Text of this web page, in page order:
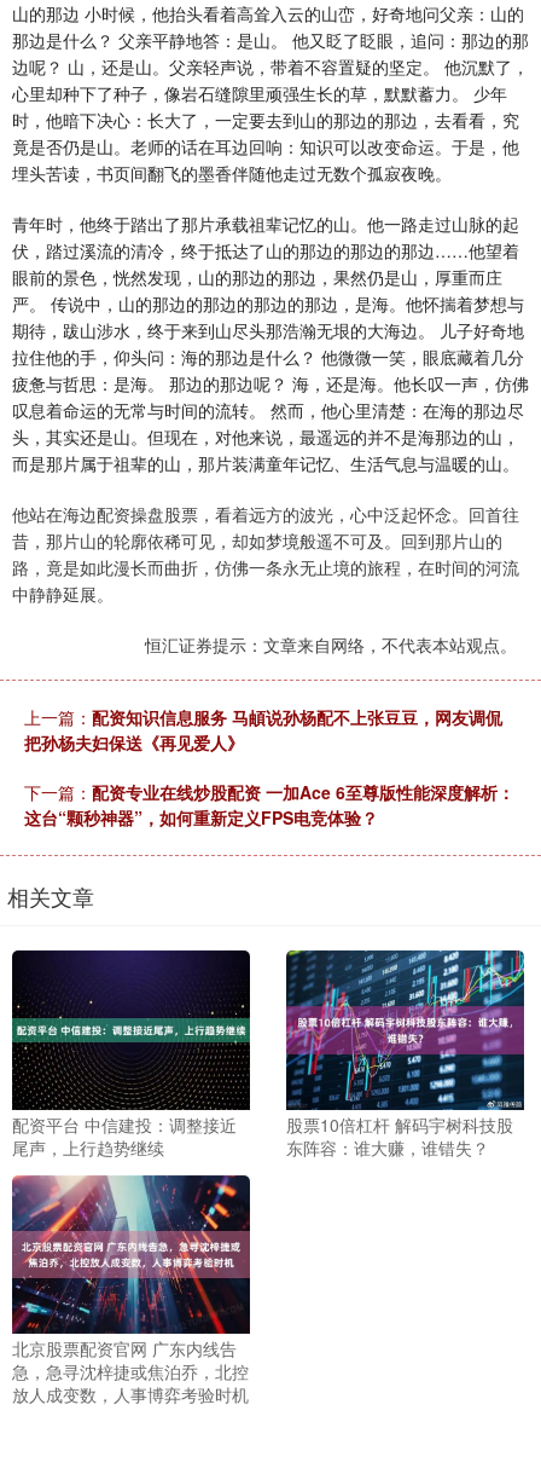
山的那边 小时候，他抬头看着高耸入云的山峦，好奇地问父亲：山的
那边是什么？ 父亲平静地答：是山。 他又眨了眨眼，追问：那边的那
边呢？ 山，还是山。父亲轻声说，带着不容置疑的坚定。 他沉默了，
心里却种下了种子，像岩石缝隙里顽强生长的草，默默蓄力。 少年
时，他暗下决心：长大了，一定要去到山的那边的那边，去看看，究
竟是否仍是山。老师的话在耳边回响：知识可以改变命运。于是，他
埋头苦读，书页间翻飞的墨香伴随他走过无数个孤寂夜晚。
青年时，他终于踏出了那片承载祖辈记忆的山。他一路走过山脉的起
伏，踏过溪流的清冷，终于抵达了山的那边的那边的那边……他望着
眼前的景色，恍然发现，山的那边的那边，果然仍是山，厚重而庄
严。 传说中，山的那边的那边的那边的那边，是海。他怀揣着梦想与
期待，跋山涉水，终于来到山尽头那浩瀚无垠的大海边。 儿子好奇地
拉住他的手，仰头问：海的那边是什么？ 他微微一笑，眼底藏着几分
疲惫与哲思：是海。 那边的那边呢？ 海，还是海。他长叹一声，仿佛
叹息着命运的无常与时间的流转。 然而，他心里清楚：在海的那边尽
头，其实还是山。但现在，对他来说，最遥远的并不是海那边的山，
而是那片属于祖辈的山，那片装满童年记忆、生活气息与温暖的山。
他站在海边配资操盘股票，看着远方的波光，心中泛起怀念。回首往
昔，那片山的轮廓依稀可见，却如梦境般遥不可及。回到那片山的
路，竟是如此漫长而曲折，仿佛一条永无止境的旅程，在时间的河流
中静静延展。
恒汇证券提示：文章来自网络，不代表本站观点。
上一篇： 配资知识信息服务 马頔说孙杨配不上张豆豆，网友调侃
把孙杨夫妇保送《再见爱人》
下一篇： 配资专业在线炒股配资 一加Ace 6至尊版性能深度解析：
这台“颗秒神器”，如何重新定义FPS电竞体验？
相关文章
配资平台 中信建投：调整接近
尾声，上行趋势继续
股票10倍杠杆 解码宇树科技股
东阵容：谁大赚，谁错失？
北京股票配资官网 广东内线告
急，急寻沈梓捷或焦泊乔，北控
放人成变数，人事博弈考验时机